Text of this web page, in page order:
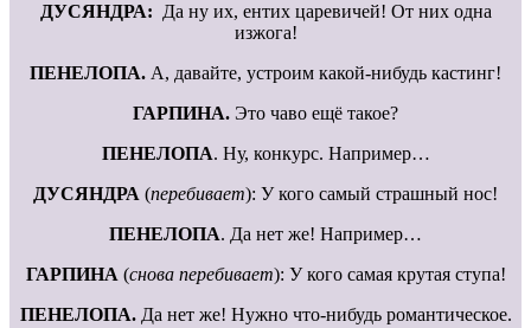
ДУСЯНДРА: Да ну их, ентих царевичей! От них одна
изжога!
ПЕНЕЛОПА. А, давайте, устроим какой-нибудь кастинг!
ГАРПИНА. Это чаво ещё такое?
ПЕНЕЛОПА. Ну, конкурс. Например…
ДУСЯНДРА (перебивает): У кого самый страшный нос!
ПЕНЕЛОПА. Да нет же! Например…
ГАРПИНА (снова перебивает): У кого самая крутая ступа!
ПЕНЕЛОПА.Да нет же! Нужно что-нибудь романтическое.